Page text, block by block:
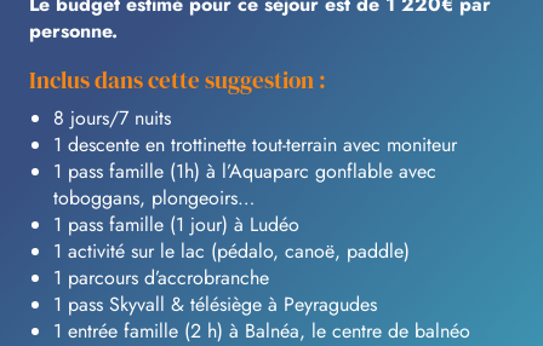
personne.
Inclus dans cette suggestion :
8 jours/7 nuits
1 descente en trottinette tout-terrain avec moniteur
1 pass famille (1h) à l’Aquaparc gonflable avec
toboggans, plongeoirs…
1 pass famille (1 jour) à Ludéo
1 activité sur le lac (pédalo, canoë, paddle)
1 parcours d’accrobranche
1 pass Skyvall & télésiège à Peyragudes
1 entrée famille (2 h) à Balnéa, le centre de balnéo